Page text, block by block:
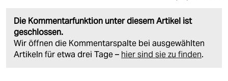
Die Kommentarfunktion unter diesem Artikel ist
geschlossen.
Wir öffnen die Kommentarspalte bei ausgewählten
Artikeln für etwa drei Tage – hier sind sie zu finden.